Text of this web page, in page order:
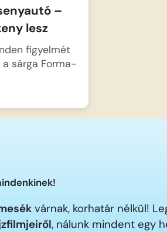
–
lesz
figyelmét
sárga Forma-
várnak, korhatár nélkül!
, nálunk mindent egy